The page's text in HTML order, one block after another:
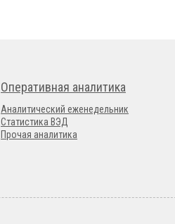
Оперативная аналитика
Аналитический еженедельник
Статистика ВЭД
Прочая аналитика